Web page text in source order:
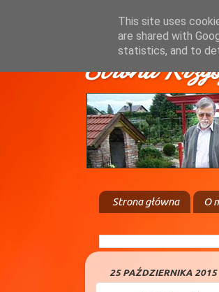
Strona
Strona główna O
25 PAŹDZIERNIKA 2015
This site uses
are shared with
statistics, and to